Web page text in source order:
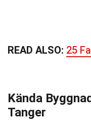
READ ALSO: 25
Kända
Tanger